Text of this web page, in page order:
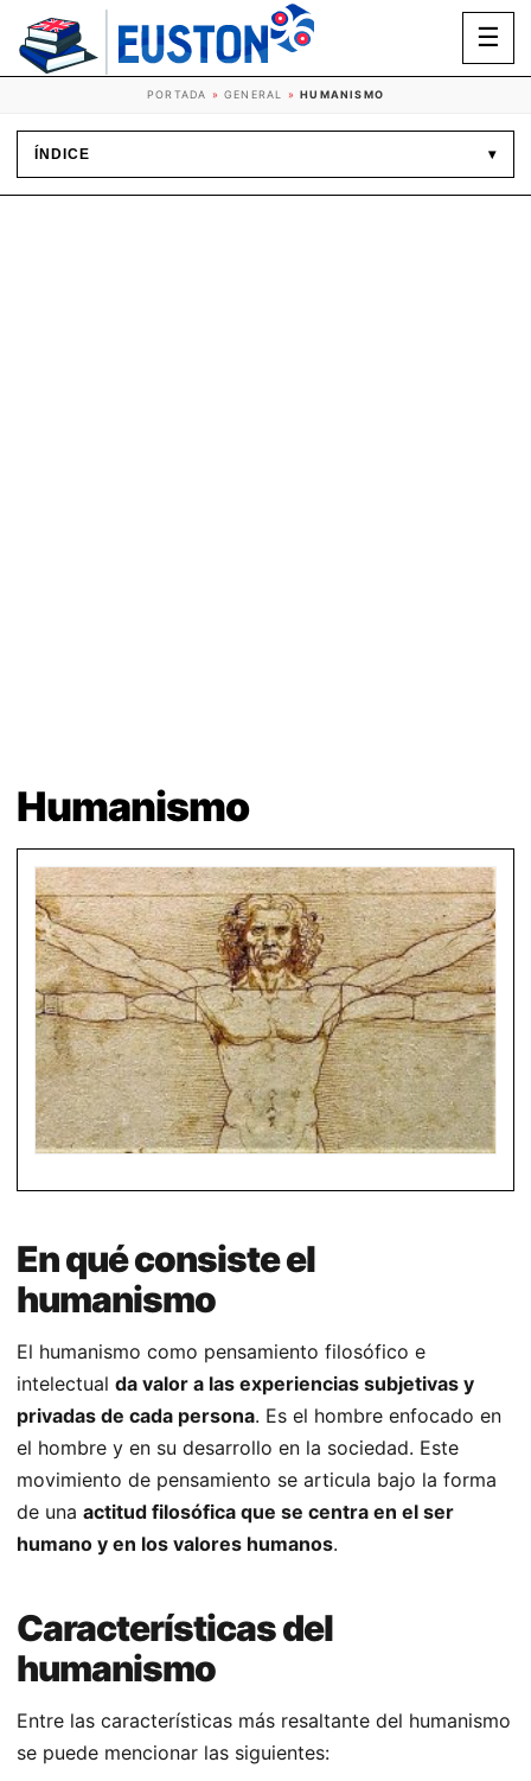
☰
PORTADA »GENERAL »HUMANISMO
ÍNDICE ▾
Humanismo
En qué consiste el
humanismo
El humanismo como pensamiento filosófico e
intelectual da valor a las experiencias subjetivas y
privadas de cada persona. Es el hombre enfocado en
el hombre y en su desarrollo en la sociedad. Este
movimiento de pensamiento se articula bajo la forma
de una actitud filosófica que se centra en el ser
humano y en los valores humanos.
Características del
humanismo
Entre las características más resaltante del humanismo
se puede mencionar las siguientes: